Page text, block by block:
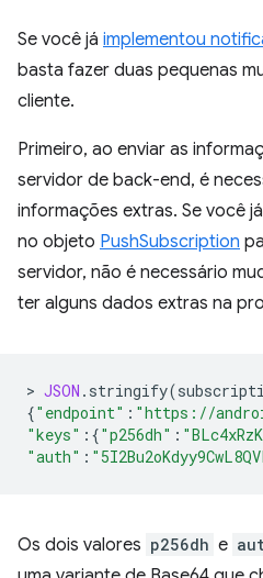
Se você já implementou
basta fazer duas pequenas
cliente.
Primeiro, ao enviar as
servidor de back-end, é
informações extras. Se você
no objeto PushSubscription
servidor, não é necessário
ter alguns dados extras na
> JSON . stringify(
{"endpoint" : "https://
"keys" : {"p256dh" :
"auth" :
Os dois valores p256dh e